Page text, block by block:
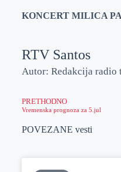
KONCERT MILICA
RTV Santos
Autor: Redakcija radio
PRETHODNO
Vremenska prognoza za 5.jul
POVEZANE vesti